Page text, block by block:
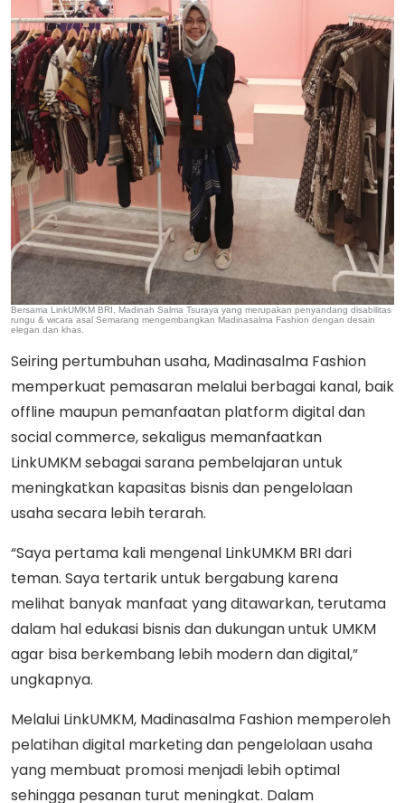
Bersama LinkUMKM BRI, Madinah Salma Tsuraya yang merupakan penyandang disabilitas
rungu & wicara asal Semarang mengembangkan Madinasalma Fashion dengan desain
elegan dan khas.
Seiring pertumbuhan usaha, Madinasalma Fashion
memperkuat pemasaran melalui berbagai kanal, baik
offline maupun pemanfaatan platform digital dan
social commerce, sekaligus memanfaatkan
LinkUMKM sebagai sarana pembelajaran untuk
meningkatkan kapasitas bisnis dan pengelolaan
usaha secara lebih terarah.
“Saya pertama kali mengenal LinkUMKM BRI dari
teman. Saya tertarik untuk bergabung karena
melihat banyak manfaat yang ditawarkan, terutama
dalam hal edukasi bisnis dan dukungan untuk UMKM
agar bisa berkembang lebih modern dan digital,”
ungkapnya.
Melalui LinkUMKM, Madinasalma Fashion memperoleh
pelatihan digital marketing dan pengelolaan usaha
yang membuat promosi menjadi lebih optimal
sehingga pesanan turut meningkat. Dalam